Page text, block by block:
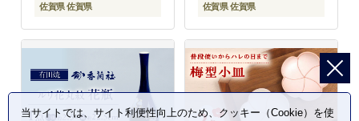
佐賀県 佐賀県 佐賀県 佐賀県
当サイトでは、サイト利便性向上のため、クッキー（Cookie）を使